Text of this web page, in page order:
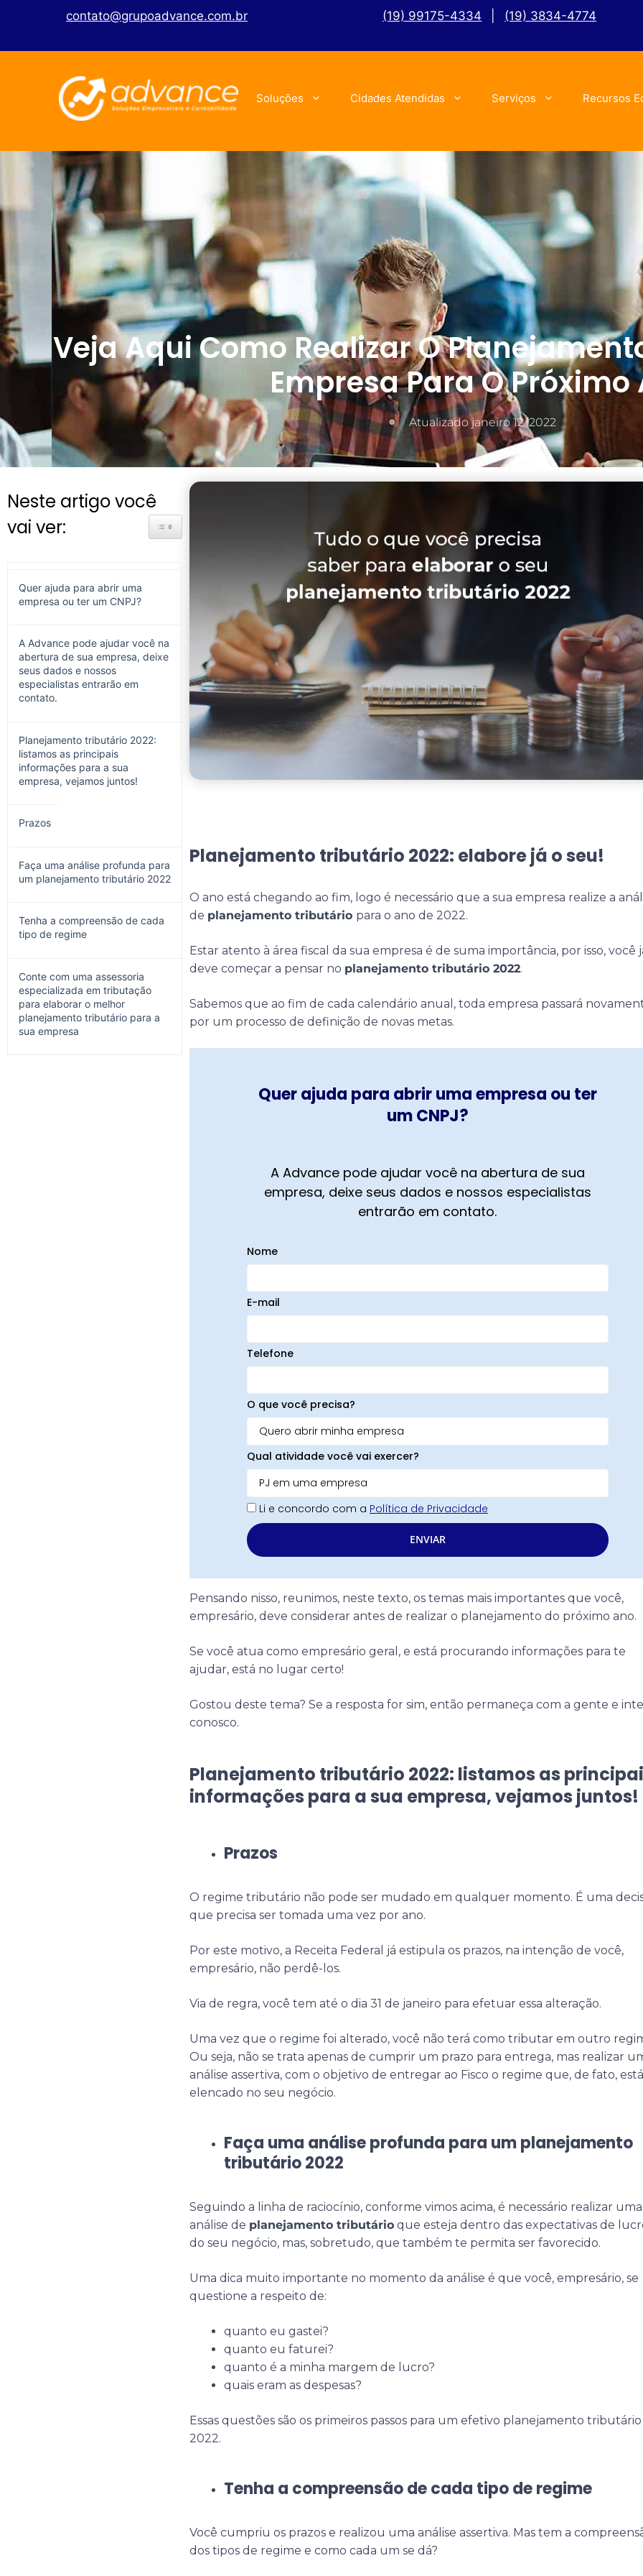
contato@grupoadvance.com.br (19) 99175-4334 (19) 3834-4774
Soluções Cidades Atendidas Serviços Recursos
Veja Aqui Como Realizar O
Empresa Para O Próximo
Atualizado janeiro 12, 2022
Neste artigo você
vai ver:
Toggle Table of Content
Quer ajuda para abrir uma
empresa ou ter um CNPJ?
A Advance pode ajudar você na
abertura de sua empresa, deixe
seus dados e nossos
especialistas entrarão em
contato.
Planejamento tributário 2022:
listamos as principais
informações para a sua
empresa, vejamos juntos!
Prazos
Faça uma análise profunda para
um planejamento tributário 2022
Tenha a compreensão de cada
tipo de regime
Conte com uma assessoria
especializada em tributação
para elaborar o melhor
planejamento tributário para a
sua empresa
Planejamento tributário 2022: elabore já o seu!
O ano está chegando ao fim, logo é necessário que a sua empresa realize a
de planejamento tributário para o ano de 2022.
Estar atento à área fiscal da sua empresa é de suma importância, por isso, você
deve começar a pensar no planejamento tributário 2022.
Sabemos que ao fim de cada calendário anual, toda empresa passará
por um processo de definição de novas metas.
Quer ajuda para abrir uma empresa ou ter
um CNPJ?
A Advance pode ajudar você na abertura de sua
empresa, deixe seus dados e nossos especialistas
entrarão em contato.
Nome
E-mail
Telefone
O que você precisa?
Qual atividade você vai exercer?
Li e concordo com a Política de Privacidade
ENVIAR
Pensando nisso, reunimos, neste texto, os temas mais importantes que você,
empresário, deve considerar antes de realizar o planejamento do próximo ano.
Se você atua como empresário geral, e está procurando informações para te
ajudar, está no lugar certo!
Gostou deste tema? Se a resposta for sim, então permaneça com a gente e
conosco.
Planejamento tributário 2022: listamos as
informações para a sua empresa, vejamos juntos!
Prazos
O regime tributário não pode ser mudado em qualquer momento. É uma
que precisa ser tomada uma vez por ano.
Por este motivo, a Receita Federal já estipula os prazos, na intenção de você,
empresário, não perdê-los.
Via de regra, você tem até o dia 31 de janeiro para efetuar essa alteração.
Uma vez que o regime foi alterado, você não terá como tributar em outro
Ou seja, não se trata apenas de cumprir um prazo para entrega, mas realizar
análise assertiva, com o objetivo de entregar ao Fisco o regime que, de fato, está
elencado no seu negócio.
Faça uma análise profunda para um planejamento
tributário 2022
Seguindo a linha de raciocínio, conforme vimos acima, é necessário realizar uma
análise de planejamento tributário que esteja dentro das expectativas de
do seu negócio, mas, sobretudo, que também te permita ser favorecido.
Uma dica muito importante no momento da análise é que você, empresário, se
questione a respeito de:
quanto eu gastei?
quanto eu faturei?
quanto é a minha margem de lucro?
quais eram as despesas?
Essas questões são os primeiros passos para um efetivo planejamento tributário
2022.
Tenha a compreensão de cada tipo de regime
Você cumpriu os prazos e realizou uma análise assertiva. Mas tem a
dos tipos de regime e como cada um se dá?